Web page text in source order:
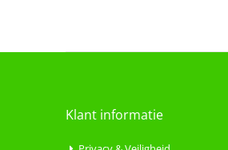
Klant informatie